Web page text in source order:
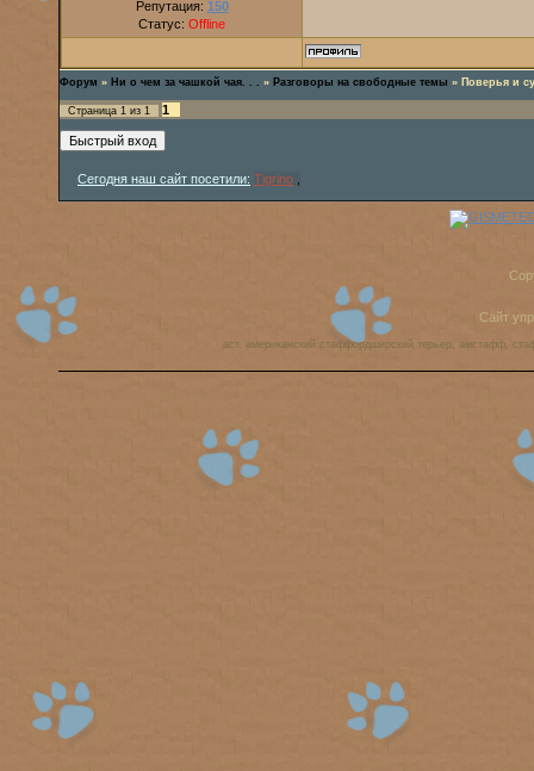
Репутация: 150
Статус: Offline
Форум » Ни о чем за чашкой чая. . . » Разговоры на свободные темы » Поверья и
Страница 1 из 1 1
Сегодня наш сайт посетили: Tigrino
Сайт
аст, американский стаффордширский терьер, амстафф,